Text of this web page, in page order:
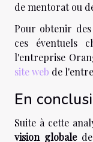
de mentorat ou
Pour obtenir
ces éventuels
l'entreprise
site web de
En
Suite à cette
vision globale